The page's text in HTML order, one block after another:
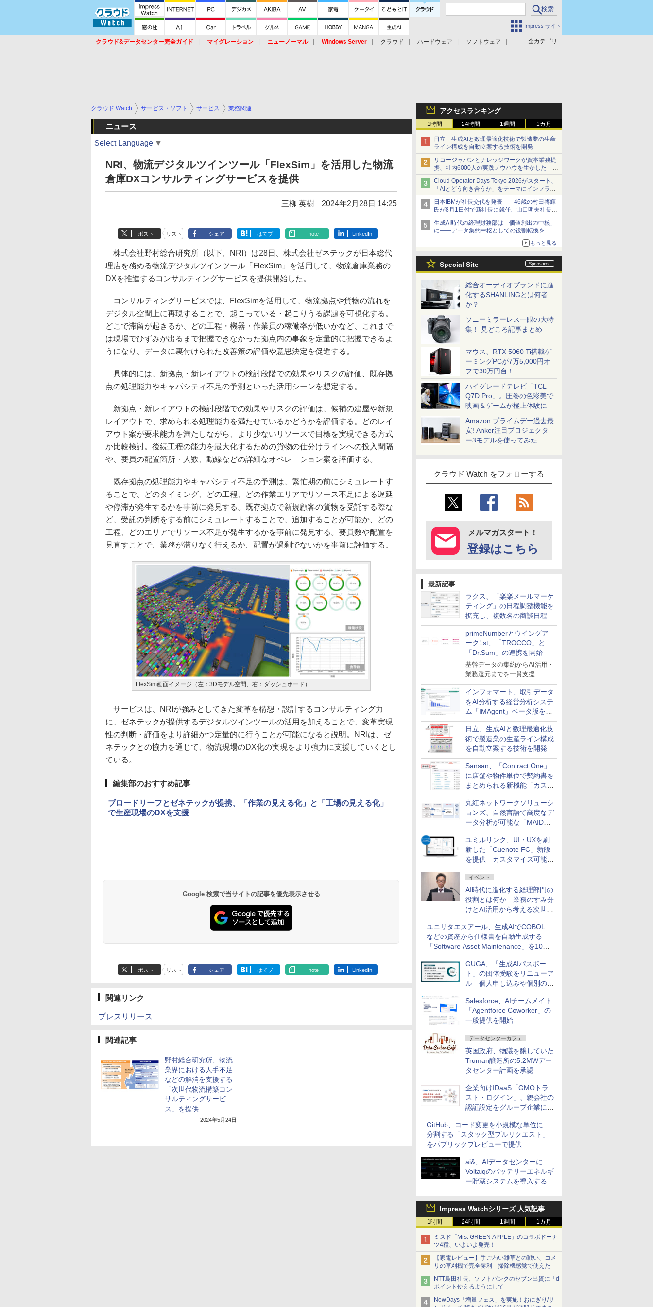
Impress サイト
全カテゴリ
クラウド&データセンター完全ガイド マイグレーション ニューノーマル Windows Server クラウド ハードウェア
ソフトウェア
アクセスランキング
1時間 24時間 1週間 1カ月
日立、生成AIと数理最適化技術で製造業の生産
ライン構成を自動立案する技術を開発
リコージャパンとナレッジワークが資本業務提
携、社内6000人の実践ノウハウを生かした「AI
商談記録 for RICOH」を展開へ
Cloud Operator Days Tokyo 2026がスタート、
「AIとどう向き合うか」をテーマにインフラ運
用の知見を集約
日本IBMが社長交代を発表――46歳の村田将輝
氏が8月1日付で新社長に就任、山口明夫社長は
会長へ
生成AI時代の経理財務部は「価値創出の中核」
に――データ集約中枢としての役割転換を
もっと見る
Special Site
総合オーディオブランドに進
化するSHANLINGとは何者
か？
ソニーミラーレス一眼の大特
集！ 見どころ記事まとめ
マウス、RTX 5060 Ti搭載ゲ
ーミングPCが7万5,000円オ
フで30万円台！
ハイグレードテレビ「TCL
Q7D Pro」。圧巻の色彩美で
映画＆ゲームが極上体験に
Amazon プライムデー過去最
安! Anker注目プロジェクタ
ー3モデルを使ってみた
クラウド Watch をフォローする
メルマガスタート！
登録はこちら
最新記事
ラクス、「楽楽メールマーケ
ティング」の日程調整機能を
拡充し、複数名の商談日程調
整を効率化
primeNumberとウイングア
ーク1st、「TROCCO」と
「Dr.Sum」の連携を開始
基幹データの集約からAI活用・
業務還元までを一貫支援
インフォマート、取引データ
をAI分析する経営分析システ
ム「IMAgent」ベータ版を提
供
日立、生成AIと数理最適化技
術で製造業の生産ライン構成
を自動立案する技術を開発
Sansan、「Contract One」
に店舗や物件単位で契約書を
まとめられる新機能「カスタ
ム契約ツリー」を追加
丸紅ネットワークソリューシ
ョンズ、自然言語で高度なデ
ータ分析が可能な「MAIDOA
AI ASSIST」を9月より提供
ユミルリンク、UI・UXを刷
新した「Cuenote FC」新版
を提供 カスタマイズ可能な
ダッシュボード画面を搭載
イベント
AI時代に進化する経理部門の
役割とは何か 業務のすみ分
けとAI活用から考える次世代
ファイナンス戦略
ユニリタエスアール、生成AIでCOBOL
などの資産から仕様書を自動生成する
「Software Asset Maintenance」を10月
に発売
GUGA、「生成AIパスポー
ト」の団体受験をリニューア
ル 個人申し込みや個別の支
払いなどに対応
Salesforce、AIチームメイト
「Agentforce Coworker」の
一般提供を開始
データセンターカフェ
英国政府、物議を醸していた
Truman醸造所の5.2MWデー
タセンター計画を承認
企業向けIDaaS「GMOトラ
スト・ログイン」、親会社の
認証設定をグループ企業に展
開できる新機能を提供
GitHub、コード変更を小規模な単位に
分割する「スタック型プルリクエスト」
をパブリックプレビューで提供
ai&、AIデータセンターに
Voltaiqのバッテリーエネルギ
ー貯蔵システムを導入する計
Impress Watchシリーズ 人気記事
1時間 24時間 1週間 1カ月
ミスド「Mrs. GREEN APPLE」のコラボドーナ
ツ4種、いよいよ発売！
【家電レビュー】手ごわい雑草との戦い、コメ
リの草刈機で完全勝利 掃除機感覚で使えた
NTT島田社長、ソフトバンクのセブン出資に「d
ポイント使えるようにして」
NewDays「増量フェス」を実施！おにぎり/サ
クラウド Watch サービス・ソフト サービス 業務関連
ニュース
Select Language ▼
NRI、物流デジタルツインツール「FlexSim」を活用した物流
倉庫DXコンサルティングサービスを提供
三柳 英樹 2024年2月28日 14:25
ポスト リスト シェア はてブ note LinkedIn
株式会社野村総合研究所（以下、NRI）は28日、株式会社ゼネテックが日本総代
理店を務める物流デジタルツインツール「FlexSim」を活用して、物流倉庫業務の
DXを推進するコンサルティングサービスを提供開始した。
コンサルティングサービスでは、FlexSimを活用して、物流拠点や貨物の流れを
デジタル空間上に再現することで、起こっている・起こりうる課題を可視化する。
どこで滞留が起きるか、どの工程・機器・作業員の稼働率が低いかなど、これまで
は現場でひずみが出るまで把握できなかった拠点内の事象を定量的に把握できるよ
うになり、データに裏付けられた改善策の評価や意思決定を促進する。
具体的には、新拠点・新レイアウトの検討段階での効果やリスクの評価、既存拠
点の処理能力やキャパシティ不足の予測といった活用シーンを想定する。
新拠点・新レイアウトの検討段階での効果やリスクの評価は、候補の建屋や新規
レイアウトで、求められる処理能力を満たせているかどうかを評価する。どのレイ
アウト案が要求能力を満たしながら、より少ないリソースで目標を実現できる方式
か比較検討。後続工程の能力を最大化するための貨物の仕分けラインへの投入間隔
や、要員の配置箇所・人数、動線などの詳細なオペレーション案を評価する。
既存拠点の処理能力やキャパシティ不足の予測は、繁忙期の前にシミュレートす
ることで、どのタイミング、どの工程、どの作業エリアでリソース不足による遅延
や停滞が発生するかを事前に発見する。既存拠点で新規顧客の貨物を受託する際な
ど、受託の判断をする前にシミュレートすることで、追加することが可能か、どの
工程、どのエリアでリソース不足が発生するかを事前に発見する。要員数や配置を
見直すことで、業務が滞りなく行えるか、配置が過剰でないかを事前に評価する。
FlexSim画面イメージ（左：3Dモデル空間、右：ダッシュボード）
サービスは、NRIが強みとしてきた変革を構想・設計するコンサルティング力
に、ゼネテックが提供するデジタルツインツールの活用を加えることで、変革実現
性の判断・評価をより詳細かつ定量的に行うことが可能になると説明。NRIは、ゼ
ネテックとの協力を通じて、物流現場のDX化の実現をより強力に支援していくとし
ている。
編集部のおすすめ記事
ブロードリーフとゼネテックが提携、「作業の見える化」と「工場の見える化」
で生産現場のDXを支援
Google 検索で当サイトの記事を優先表示させる
ポスト リスト シェア はてブ note LinkedIn
関連リンク
プレスリリース
関連記事
野村総合研究所、物流
業界における人手不足
などの解消を支援する
「次世代物流構築コン
サルティングサービ
ス」を提供
2024年5月24日